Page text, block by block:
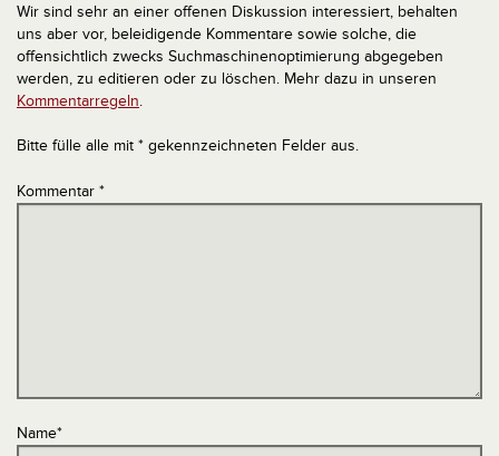
Wir sind sehr an einer offenen Diskussion interessiert, behalten
uns aber vor, beleidigende Kommentare sowie solche, die
offensichtlich zwecks Suchmaschinenoptimierung abgegeben
werden, zu editieren oder zu löschen. Mehr dazu in unseren
Kommentarregeln.
Bitte fülle alle mit * gekennzeichneten Felder aus.
Kommentar *
Name*